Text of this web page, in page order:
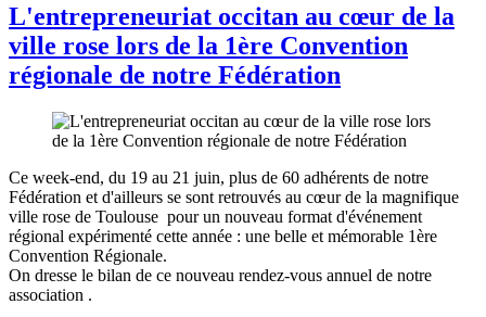
L'entrepreneuriat occitan au cœur de la
ville rose lors de la 1ère Convention
régionale de notre Fédération
Ce week-end, du 19 au 21 juin, plus de 60 adhérents de notre
Fédération et d'ailleurs se sont retrouvés au cœur de la magnifique
ville rose de Toulouse pour un nouveau format d'événement
régional expérimenté cette année : une belle et mémorable 1ère
Convention Régionale.
On dresse le bilan de ce nouveau rendez-vous annuel de notre
association .